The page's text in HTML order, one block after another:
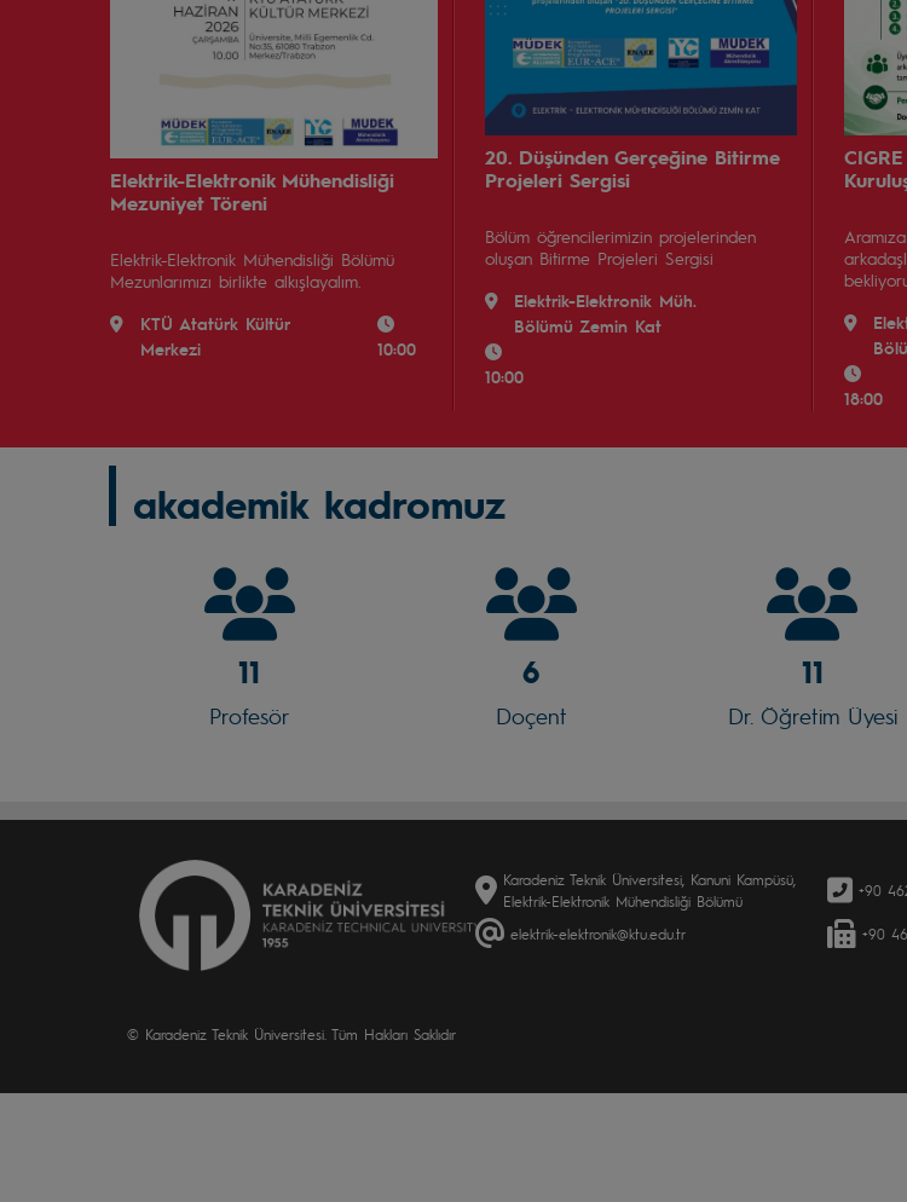
Elektrik-Elektronik Mühendisliği
Mezuniyet Töreni
Elektrik-Elektronik Mühendisliği Bölümü
Mezunlarımızı birlikte alkışlayalım.
KTÜ Atatürk Kültür
Merkezi
10:00
20. Düşünden Gerçeğine Bitirme
Projeleri Sergisi
Bölüm öğrencilerimizin projelerinden
oluşan Bitirme Projeleri Sergisi
Elektrik-Elektronik Müh.
Bölümü Zemin Kat
10:00
18:00
akademik kadromuz
11
Profesör
6
Doçent
11
Dr. Öğretim Üyesi
Karadeniz Teknik Üniversitesi, Kanuni Kampüsü,
Elektrik-Elektronik Mühendisliği Bölümü
elektrik-elektronik@ktu.edu.tr
+90
+90
© Karadeniz Teknik Üniversitesi. Tüm Hakları Saklıdır